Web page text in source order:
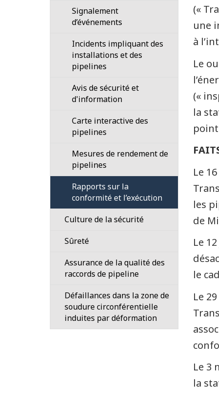
(«
une
à
Le
(«
la
Le
les
de
Le
le
Le
Le 3
la
Inspections
Surveillance
des
incidents
par
la
Activités
agricoles
Organismes
gouvernementaux
Compagnies
Exécution
d’activités
à
proximité
de
pipelines
sous
réglementation
sur
la
des
dommages
aux
vie
d’une
réglementée
Évaluation
Franchissements
cours
d’eau
Surveillance
environnementale
après
construction
Assainissement
Signalement
d’événements
Incidents impliquant des
installations et des
pipelines
Avis de sécurité et
d'information
Carte interactive des
pipelines
Mesures de rendement de
pipelines
Rapports sur la
conformité et l’exécution
Culture de la sécurité
Sûreté
Assurance de la qualité des
raccords de pipeline
Défaillances dans la zone de
soudure circonférentielle
induites par déformation